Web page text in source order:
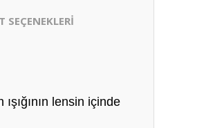
SEÇENEKLERİ
lensin içinde